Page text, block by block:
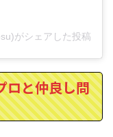
がシェアした投稿
ロと仲良し問